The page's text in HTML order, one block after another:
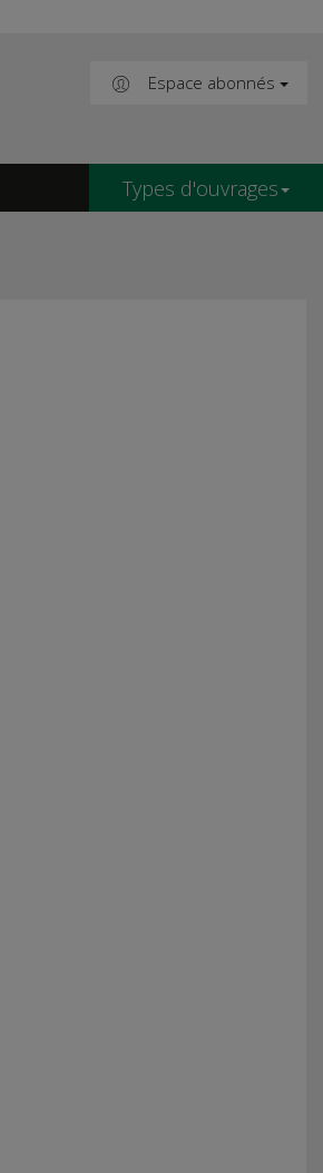
Espace abonnés
Types d'ouvrages